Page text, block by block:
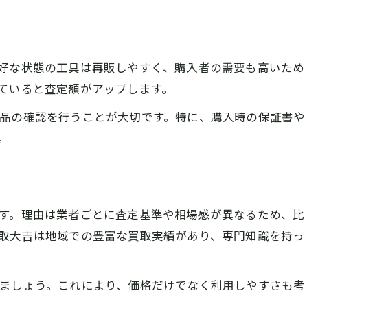
買取大吉へ
安心査定
点で解説
原市買取大吉比較
状態の工具は再販しやすく、購入者の需要も高いため
ると査定額がアップします。
確認を行うことが大切です。特に、購入時の保証書や
理由は業者ごとに査定基準や相場感が異なるため、比
吉は地域での豊富な買取実績があり、専門知識を持っ
しょう。これにより、価格だけでなく利用しやすさも考